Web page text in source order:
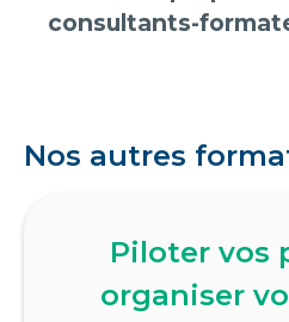
consultants-
Nos autres
Piloter vos
organiser